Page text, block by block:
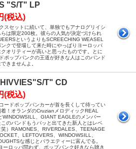
"S/T" LP
(税込)
スセットに続いて、単独でもアナログリイシ
らは限定200枚。彼らの人気が決定づけられ
というよりもSCREECHING WEASEL
クで登場して来た時にやっぱりヨーロッパ
オリティーが高いと思ったものです。とに
ポップパンクの王道が好きな人はこのバンド
きませんよ。
T" CD
(税込)
ードポップパンカーが首を長くして待ってい
！オランダのCruzianメロディックREAL
WINDOWSILL、GIANT EAGLEのメンバー
のバンドもうパッと出てきた新人とはレベ
笑）RAMONES、RIVERDALES、TEENAGE
、LEFTOVERS、WINDOWSILL、
な感じとバラエティーに富んでる。
ーロッパ問わず、ポップパンク好きなら聴き